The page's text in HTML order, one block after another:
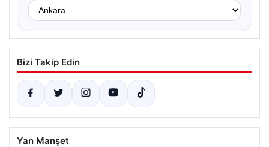
Bizi Takip Edin
Yan Manşet